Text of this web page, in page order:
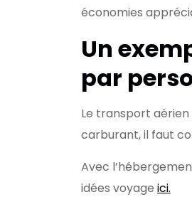
économies
Un
par
Le transport
carburant, il faut
Avec
idées voyage ici.